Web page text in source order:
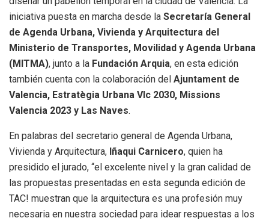
iniciativa puesta en marcha desde la Secretaría General
de Agenda Urbana, Vivienda y Arquitectura del
Ministerio de Transportes, Movilidad y Agenda Urbana
(MITMA), junto a la Fundación Arquia, en esta edición
también cuenta con la colaboración del Ajuntament de
Valencia, Estratègia Urbana Vlc 2030, Missions
Valencia 2023 y Las Naves.
En palabras del secretario general de Agenda Urbana,
Vivienda y Arquitectura, Iñaqui Carnicero, quien ha
presidido el jurado, “el excelente nivel y la gran calidad de
las propuestas presentadas en esta segunda edición de
TAC! muestran que la arquitectura es una profesión muy
necesaria en nuestra sociedad para idear respuestas a los